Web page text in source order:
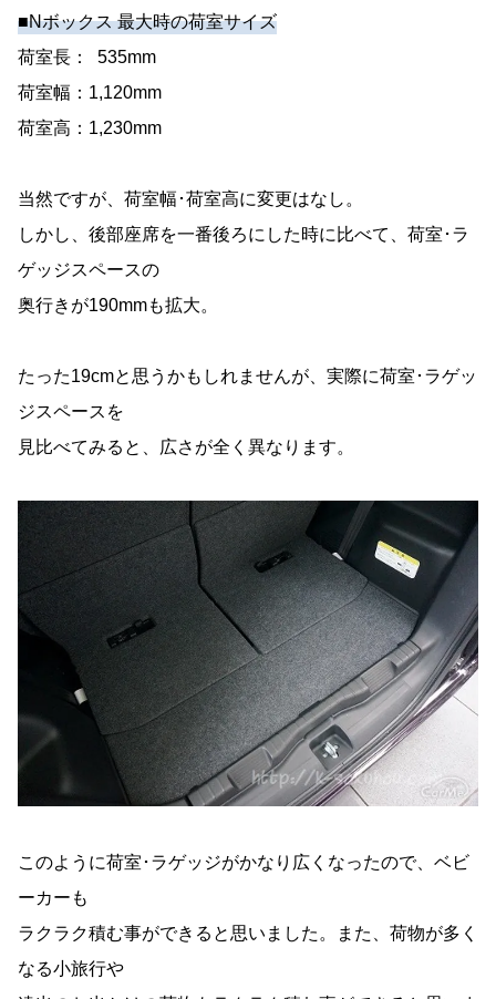
■Nボックス 最大時の荷室サイズ
荷室長： 535mm
荷室幅：1,120mm
荷室高：1,230mm
当然ですが、荷室幅･荷室高に変更はなし。
しかし、後部座席を一番後ろにした時に比べて、荷室･ラ
ゲッジスペースの
奥行きが190mmも拡大。
たった19cmと思うかもしれませんが、実際に荷室･ラゲッ
ジスペースを
見比べてみると、広さが全く異なります。
このように荷室･ラゲッジがかなり広くなったので、ベビ
ーカーも
ラクラク積む事ができると思いました。また、荷物が多く
なる小旅行や